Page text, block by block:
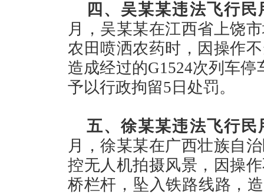
四、吴某某违法飞行
月，吴某某在江西省上饶
农田喷洒农药时，因操作
造成经过的G1524次列车
予以行政拘留5日处罚。
五、徐某某违法飞行
月，徐某某在广西壮族自
控无人机拍摄风景，因操
桥栏杆，坠入铁路线路，